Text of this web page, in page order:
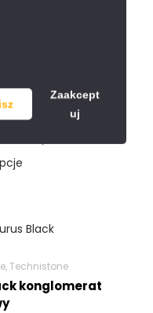
Zaakcept
uj
konglomerat
blat i ścianę
,Technistone
konglomerat